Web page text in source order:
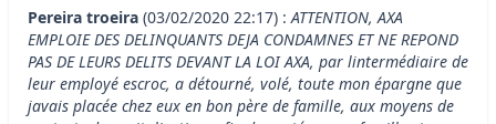
Pereira troeira (03/02/2020 22:17) :ATTENTION, AXA
EMPLOIE DES DELINQUANTS DEJA CONDAMNES ET NE REPOND
PAS DE LEURS DELITS DEVANT LA LOI AXA, par lintermédiaire de
leur employé escroc, a détourné, volé, toute mon épargne que
javais placée chez eux en bon père de famille, aux moyens de